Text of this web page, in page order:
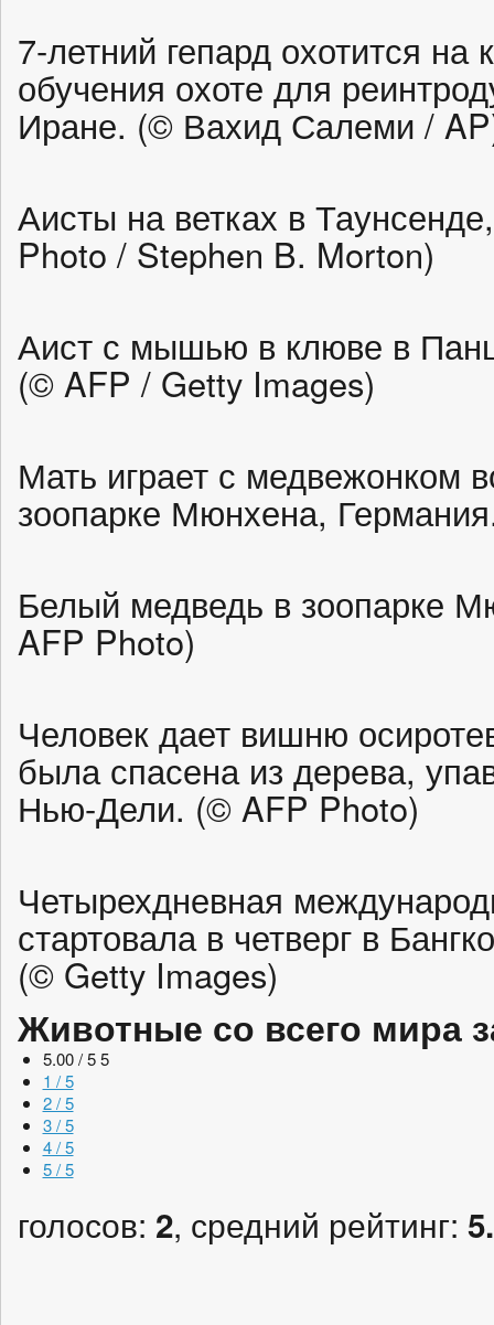
7-летний гепард охотится на
обучения охоте для
Иране. (© Вахид Салеми /
Аисты на ветках в
Photo / Stephen B. Morton)
Аист с мышью в клюве в
(© AFP / Getty Images)
Мать играет с медвежонком
зоопарке Мюнхена,
Белый медведь в зоопарке
AFP Photo)
Человек дает вишню
была спасена из дерева,
Нью-Дели. (© AFP Photo)
Четырехдневная
стартовала в четверг в
(© Getty Images)
Животные со всего мира
5.00 / 5 5
1 / 5
2 / 5
3 / 5
4 / 5
5 / 5
голосов: 2, средний рейтинг: